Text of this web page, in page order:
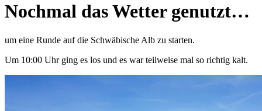
Nochmal das Wetter genutzt…
um eine Runde auf die Schwäbische Alb zu starten.
Um 10:00 Uhr ging es los und es war teilweise mal so richtig kalt.